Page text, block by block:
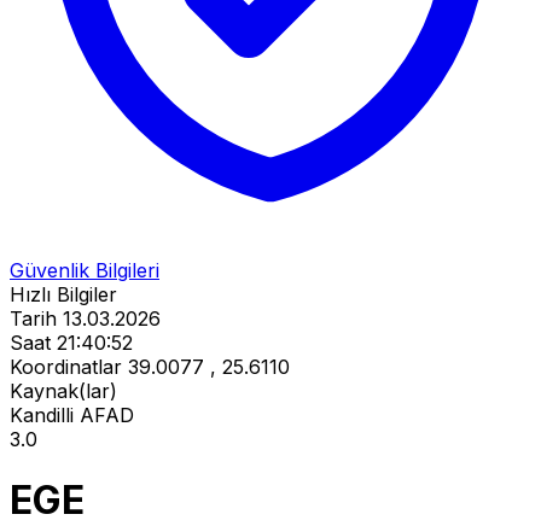
Güvenlik Bilgileri
Hızlı Bilgiler
Tarih 13.03.2026
Saat 21:40:52
Koordinatlar 39.0077 , 25.6110
Kaynak(lar)
Kandilli AFAD
3.0
EGE